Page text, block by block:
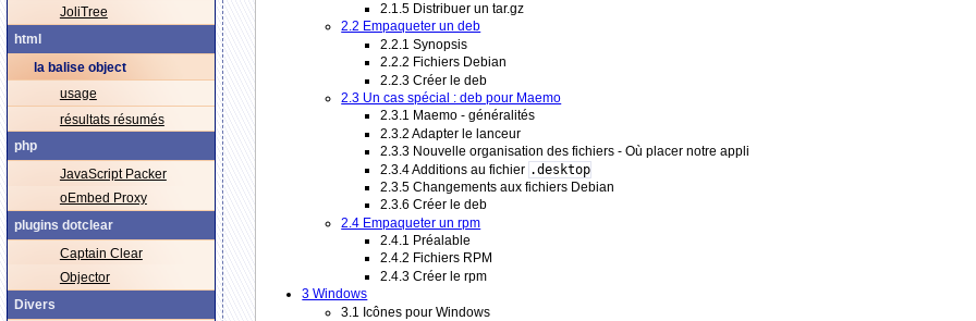
2.1.5 Distribuer un tar.gz
2.2 Empaqueter un deb
2.2.1 Synopsis
2.2.2 Fichiers Debian
2.2.3 Créer le deb
2.3 Un cas spécial : deb pour Maemo
2.3.1 Maemo - généralités
2.3.2 Adapter le lanceur
2.3.3 Nouvelle organisation des fichiers - Où placer notre appli
2.3.4 Additions au fichier .desktop
2.3.5 Changements aux fichiers Debian
2.3.6 Créer le deb
2.4 Empaqueter un rpm
2.4.1 Préalable
2.4.2 Fichiers RPM
2.4.3 Créer le rpm
3 Windows
3.1 Icônes pour Windows
JoliTree
html
la balise object
usage
résultats résumés
php
JavaScript Packer
oEmbed Proxy
plugins dotclear
Captain Clear
Objector
Divers